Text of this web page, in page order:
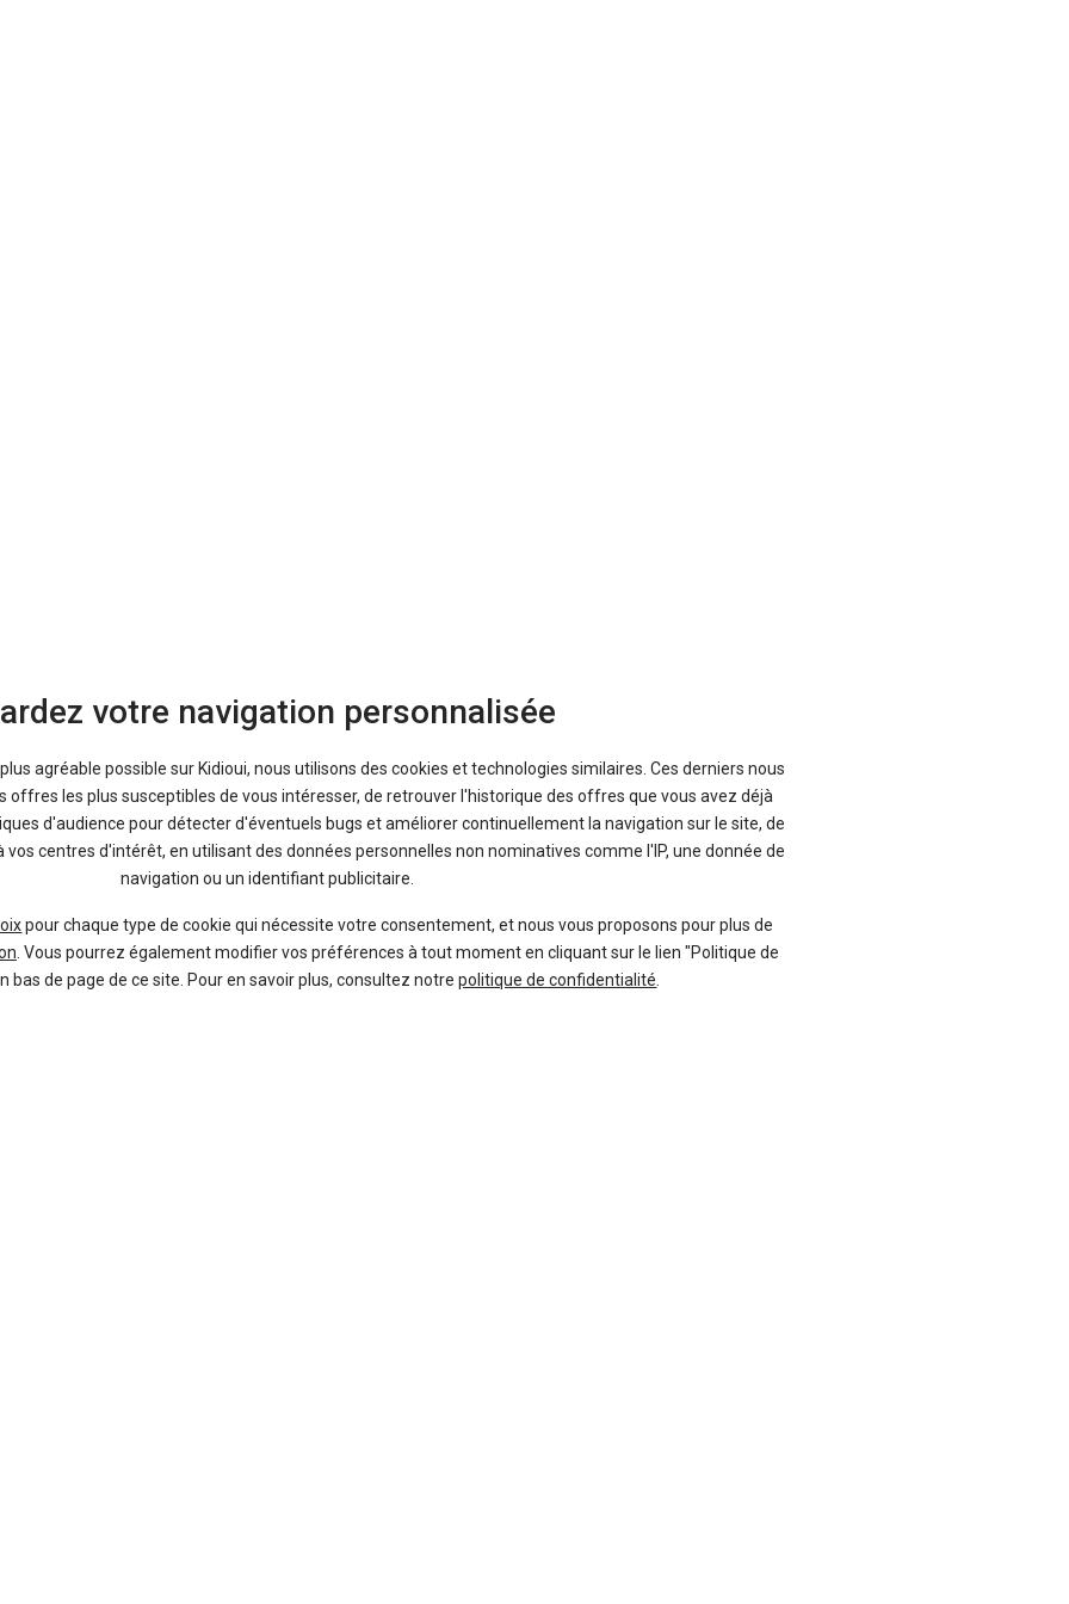
Bon plans
En ce moment sur Kidioui
votre navigation personnalisée
agréable possible sur Kidioui, nous utilisons des cookies et technologies similaires. Ces derniers nous
offres les plus susceptibles de vous intéresser, de retrouver l'historique des offres que vous avez déjà
d'audience pour détecter d'éventuels bugs et améliorer continuellement la navigation sur le site, de
centres d'intérêt, en utilisant des données personnelles non nominatives comme l'IP, une donnée de
navigation ou un identifiant publicitaire.
pour chaque type de cookie qui nécessite votre consentement, et nous vous proposons pour plus de
. Vous pourrez également modifier vos préférences à tout moment en cliquant sur le lien "Politique de
bas de page de ce site. Pour en savoir plus, consultez notrepolitique de confidentialité